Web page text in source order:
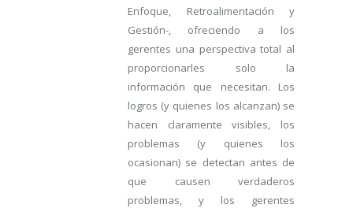
Enfoque, Retroalimentación y
Gestión-, ofreciendo a los
gerentes una perspectiva total al
proporcionarles solo la
información que necesitan. Los
logros (y quienes los alcanzan) se
hacen claramente visibles, los
problemas (y quienes los
ocasionan) se detectan antes de
que causen verdaderos
problemas, y los gerentes